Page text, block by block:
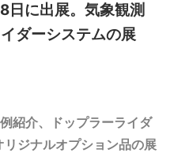
に出展。気象観測
ダーシステムの展
紹介、ドップラーライダ
ジナルオプション品の展